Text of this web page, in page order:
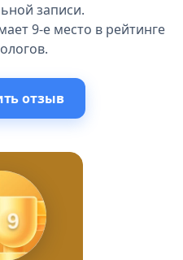
записи.
9-е место в рейтинге
отзыв
9